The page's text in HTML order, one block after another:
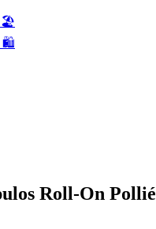
🏖️
🛍️
Roll-On Pollié